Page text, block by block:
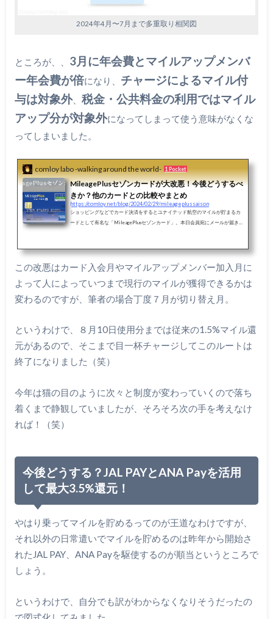
2024年4月〜7月まで多重取り相関図
ところが、、 3月に年会費とマイルアップメンバ
ー年会費が倍になり、 チャージによるマイル付
与は対象外、 税金・公共料金の利用ではマイル
アップ分が対象外になってしまって使う意味がなくな
ってしまいました。
comloy labo -walking around the world- 1 Pocket
MileagePlusセゾンカードが大改悪！今後どうするべ
きか？他のカードとの比較やまとめ
https://comloy.net/blog/2024/02/29/mileageplussaison
ショッピングなどでカード決済をするとユナイテッド航空のマイルが貯まるカ
ードとして有名な「MileagePlusセゾンカード」。本日会員宛にメールが届き
や公共料金の利用ではマイルアップ分が対象外に！なんと一気に改悪されてし
まいました。今回の改悪トリプルパンチを一言で言えば「ショッピングで直接
あ、年会費...
この改悪はカード入会月やマイルアップメンバー加入月に
よって人によっていつまで現行のマイルが獲得できるかは
変わるのですが、筆者の場合丁度７月が切り替え月。
というわけで、８月10日使用分までは従来の1.5%マイル還
元があるので、そこまで目一杯チャージしてこのルートは
終了になりました（笑）
今年は猫の目のように次々と制度が変わっていくので落ち
着くまで静観していましたが、そろそろ次の手を考えなけ
れば！（笑）
今後どうする？JAL PAYとANA Payを活用
して最大3.5%還元！
やはり乗ってマイルを貯めるってのが王道なわけですが、
それ以外の日常遣いでマイルを貯めるのは昨年から開始さ
れたJAL PAY、ANA Payを駆使するのが順当というところで
しょう。
というわけで、自分でも訳がわからなくなりそうだったの